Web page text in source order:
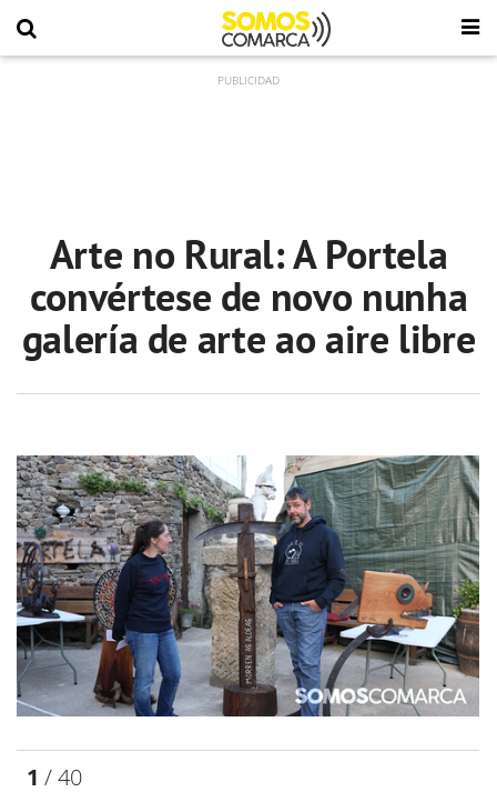
Arte no Rural: A Portela
convértese de novo nunha
galería de arte ao aire libre
1 / 40